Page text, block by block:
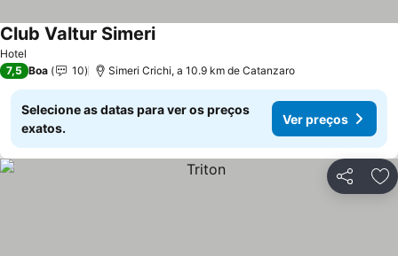
Hotel
Club Valtur SimeriVer preços
7,5 Boa 10 Simeri Crichi, a 10.9 km de Catanzaro
Selecione as datas para ver os preços
exatos.
Ver preços
Partilhar